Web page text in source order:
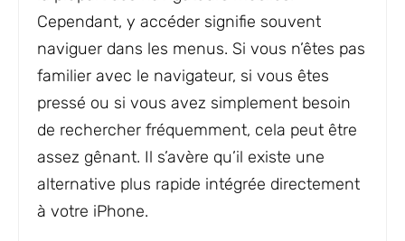
Cependant, y accéder signifie souvent
naviguer dans les menus. Si vous n’êtes pas
familier avec le navigateur, si vous êtes
pressé ou si vous avez simplement besoin
de rechercher fréquemment, cela peut être
assez gênant. Il s’avère qu’il existe une
alternative plus rapide intégrée directement
à votre iPhone.